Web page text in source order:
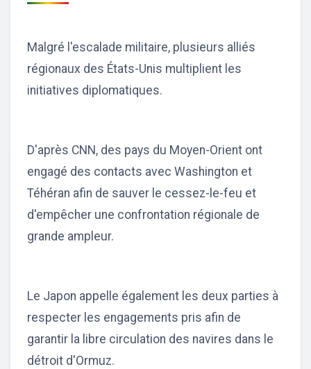
Malgré l'escalade militaire, plusieurs alliés
régionaux des États-Unis multiplient les
initiatives diplomatiques.
D'après CNN, des pays du Moyen-Orient ont
engagé des contacts avec Washington et
Téhéran afin de sauver le cessez-le-feu et
d'empêcher une confrontation régionale de
grande ampleur.
Le Japon appelle également les deux parties à
respecter les engagements pris afin de
garantir la libre circulation des navires dans le
détroit d'Ormuz.